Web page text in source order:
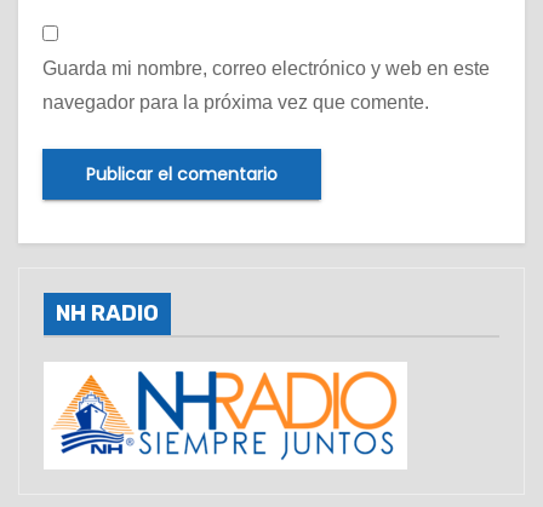
Guarda mi nombre, correo electrónico y web en este
navegador para la próxima vez que comente.
NH RADIO